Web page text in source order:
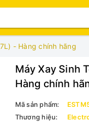
- Hàng chính hãng
Máy Xay Sinh
Hàng chính
Mã sản phẩm:
Thương hiệu: